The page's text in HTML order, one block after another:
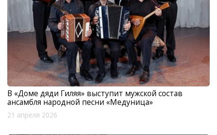
В «Доме дяди Гиляя» выступит мужской состав
ансамбля народной песни «Медуница»
21 апреля 2026